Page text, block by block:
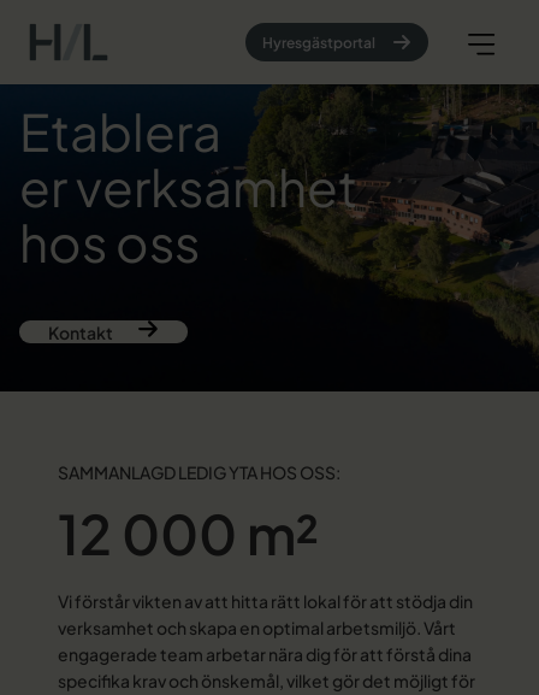
Hyresgästportal
Etablera
er verksamhet
hos oss
Kontakt
SAMMANLAGD LEDIG YTA HOS OSS:
12 000 m²
Vi förstår vikten av att hitta rätt lokal för att stödja din
verksamhet och skapa en optimal arbetsmiljö. Vårt
engagerade team arbetar nära dig för att förstå dina
specifika krav och önskemål, vilket gör det möjligt för